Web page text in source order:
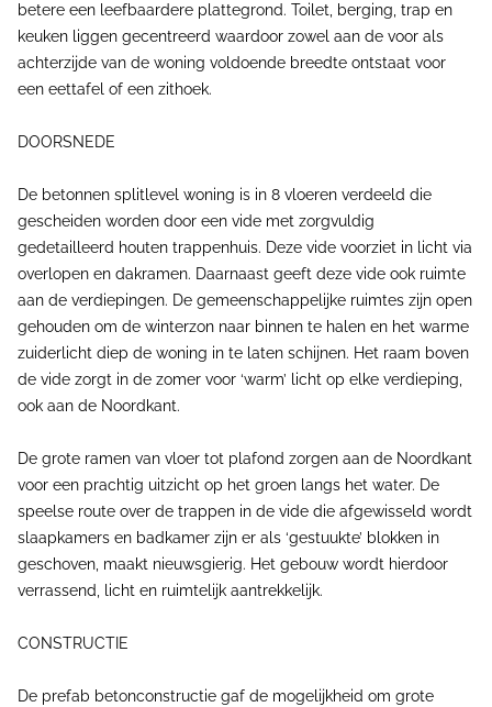
betere een leefbaardere plattegrond. Toilet, berging, trap en
keuken liggen gecentreerd waardoor zowel aan de voor als
achterzijde van de woning voldoende breedte ontstaat voor
een eettafel of een zithoek.
DOORSNEDE
De betonnen splitlevel woning is in 8 vloeren verdeeld die
gescheiden worden door een vide met zorgvuldig
gedetailleerd houten trappenhuis. Deze vide voorziet in licht via
overlopen en dakramen. Daarnaast geeft deze vide ook ruimte
aan de verdiepingen. De gemeenschappelijke ruimtes zijn open
gehouden om de winterzon naar binnen te halen en het warme
zuiderlicht diep de woning in te laten schijnen. Het raam boven
de vide zorgt in de zomer voor ‘warm’ licht op elke verdieping,
ook aan de Noordkant.
De grote ramen van vloer tot plafond zorgen aan de Noordkant
voor een prachtig uitzicht op het groen langs het water. De
speelse route over de trappen in de vide die afgewisseld wordt
slaapkamers en badkamer zijn er als ‘gestuukte’ blokken in
geschoven, maakt nieuwsgierig. Het gebouw wordt hierdoor
verrassend, licht en ruimtelijk aantrekkelijk.
CONSTRUCTIE
De prefab betonconstructie gaf de mogelijkheid om grote